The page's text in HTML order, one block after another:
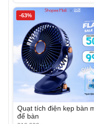
-63%
Quạt tích điện kẹp bàn
để bàn